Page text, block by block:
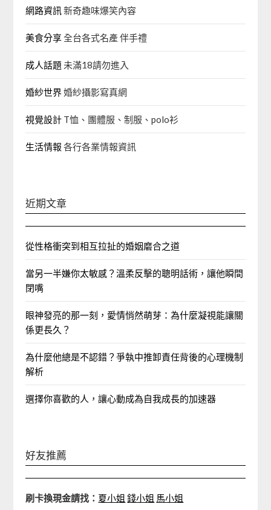
網路資訊 新奇趣味爆笑內容
美食分享全台各式名產 伴手禮
成人話題 未滿18請勿進入
婚紗世界婚紗攝影寫真網
視覺設計 T恤、團體服、制服、polo衫
生活情報 各行各業情報資訊
近期文章
從性格衝突到相互拉扯的婚姻磨合之道
當另一半嫌你太敏感？溫柔反擊的聰明話術，讓他瞬間
閉嘴
眼神發亮的那一刻，愛情悄然萌芽：為什麼凝視能讓關
係更長久？
為什麼他總是不認錯？爭執中推卸責任背後的心理機制
解析
選擇你喜歡的人，讓心動成為自我成長的加速器
好友推薦
刷卡換現金請找： 夏小姐 錢小姐 馬小姐